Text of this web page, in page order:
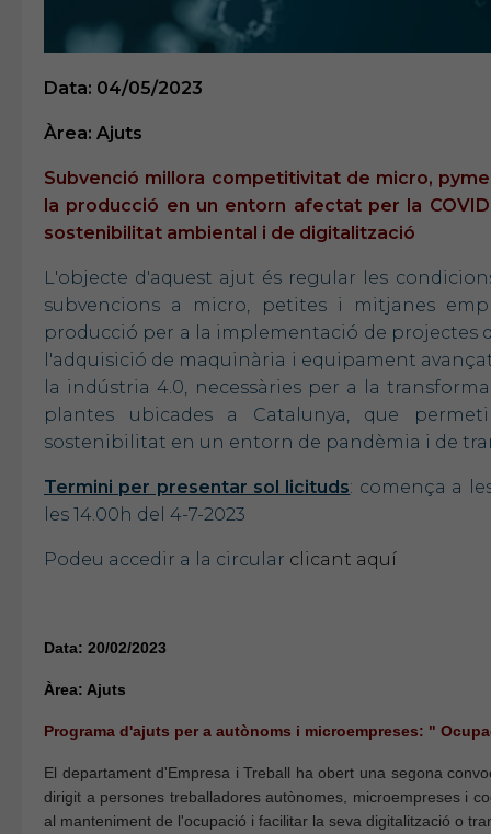
Data: 04/05/2023
Àrea: Ajuts
Subvenció millora competitivitat de micro,
la producció en un entorn afectat per la
sostenibilitat ambiental i de digitalització
L'objecte d'aquest ajut és regular les
subvencions a micro, petites i mitjanes
producció per a la implementació de
l'adquisició de maquinària i equipament
la indústria 4.0, necessàries per a la
plantes ubicades a Catalunya, que
sostenibilitat en un entorn de pandèmia i de
Termini per presentar sol licituds: comença a
les 14.00h del 4-7-2023
Podeu accedir a la circular clicant aquí
Data: 20/02/2023
Àrea: Ajuts
Programa d'ajuts per a autònoms i microempreses: "
El departament d'Empresa i Treball ha obert una segona
dirigit a persones treballadores autònomes, microempreses i
al manteniment de l'ocupació i facilitar la seva digitalització o